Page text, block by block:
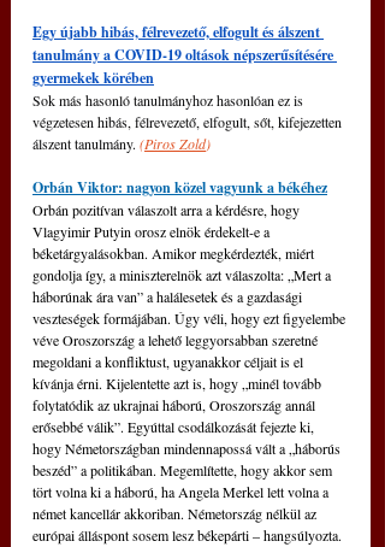
Egy újabb hibás, félrevezető, elfogult és álszent
tanulmány a COVID-19 oltások népszerűsítésére
gyermekek körében
Sok más hasonló tanulmányhoz hasonlóan ez is
végzetesen hibás, félrevezető, elfogult, sőt, kifejezetten
álszent tanulmány. (Piros Zold)
Orbán Viktor: nagyon közel vagyunk a békéhez
Orbán pozitívan válaszolt arra a kérdésre, hogy
Vlagyimir Putyin orosz elnök érdekelt-e a
béketárgyalásokban. Amikor megkérdezték, miért
gondolja így, a miniszterelnök azt válaszolta: „Mert a
háborúnak ára van” a halálesetek és a gazdasági
veszteségek formájában. Úgy véli, hogy ezt figyelembe
véve Oroszország a lehető leggyorsabban szeretné
megoldani a konfliktust, ugyanakkor céljait is el
kívánja érni. Kijelentette azt is, hogy „minél tovább
folytatódik az ukrajnai háború, Oroszország annál
erősebbé válik”. Egyúttal csodálkozását fejezte ki,
hogy Németországban mindennapossá vált a „háborús
beszéd” a politikában. Megemlítette, hogy akkor sem
tört volna ki a háború, ha Angela Merkel lett volna a
német kancellár akkoriban. Németország nélkül az
európai álláspont sosem lesz békepárti – hangsúlyozta.